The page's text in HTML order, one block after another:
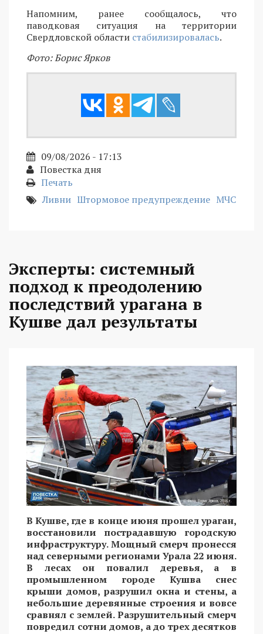
Напомним, ранее сообщалось, что
паводковая ситуация на территории
Свердловской области стабилизировалась.
Фото: Борис Ярков
09/08/2026 - 17:13
Повестка дня
Печать
Ливни Штормовое предупреждение МЧС
Эксперты: системный
подход к преодолению
последствий урагана в
Кушве дал результаты
В Кушве, где в конце июня прошел ураган,
восстановили пострадавшую городскую
инфраструктуру. Мощный смерч пронесся
над северными регионами Урала 22 июня.
В лесах он повалил деревья, а в
промышленном городе Кушва снес
крыши домов, разрушил окна и стены, а
небольшие деревянные строения и вовсе
сравнял с землей. Разрушительный смерч
повредил сотни домов, а до трех десятков